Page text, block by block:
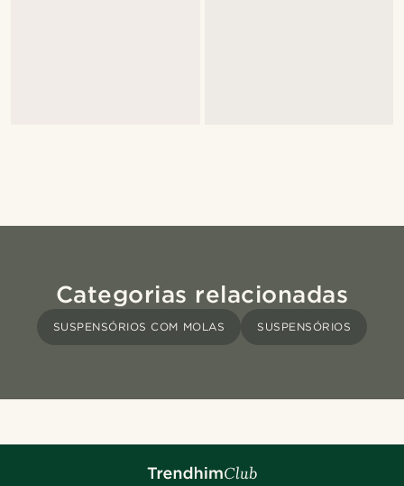
Categorias relacionadas
SUSPENSÓRIOS COM MOLAS SUSPENSÓRIOS